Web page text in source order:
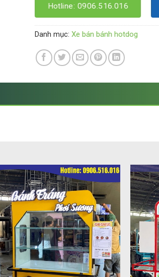
Hotline: 0906.516.016
Danh mục: Xe bán bánh hotdog